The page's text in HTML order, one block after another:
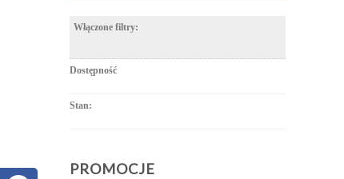
Włączone filtry:
Dostępność
Stan:
PROMOCJE